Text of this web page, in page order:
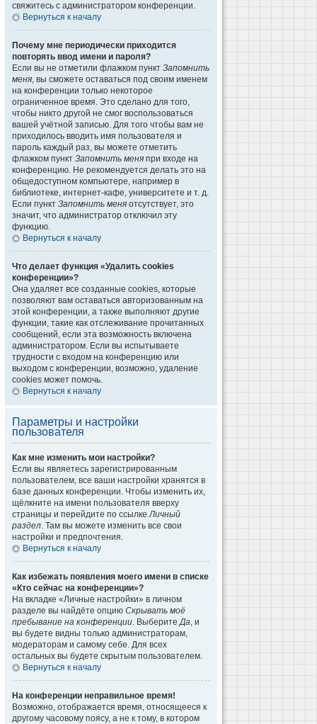
свяжитесь с администратором конференции.
Вернуться к началу
Почему мне периодически приходится
повторять ввод имени и пароля?
Если вы не отметили флажком пункт Запомнить
меня, вы сможете оставаться под своим именем
на конференции только некоторое
ограниченное время. Это сделано для того,
чтобы никто другой не смог воспользоваться
вашей учётной записью. Для того чтобы вам не
приходилось вводить имя пользователя и
пароль каждый раз, вы можете отметить
флажком пункт Запомнить меня при входе на
конференцию. Не рекомендуется делать это на
общедоступном компьютере, например в
библиотеке, интернет-кафе, университете и т. д.
Если пункт Запомнить меня отсутствует, это
значит, что администратор отключил эту
функцию.
Вернуться к началу
Что делает функция «Удалить cookies
конференции»?
Она удаляет все созданные cookies, которые
позволяют вам оставаться авторизованным на
этой конференции, а также выполняют другие
функции, такие как отслеживание прочитанных
сообщений, если эта возможность включена
администратором. Если вы испытываете
трудности с входом на конференцию или
выходом с конференции, возможно, удаление
cookies может помочь.
Вернуться к началу
Параметры и настройки
пользователя
Как мне изменить мои настройки?
Если вы являетесь зарегистрированным
пользователем, все ваши настройки хранятся в
базе данных конференции. Чтобы изменить их,
щёлкните на имени пользователя вверху
страницы и перейдите по ссылкеЛичный
раздел. Там вы можете изменить все свои
настройки и предпочтения.
Вернуться к началу
Как избежать появления моего имени в списке
«Кто сейчас на конференции»?
На вкладке «Личные настройки» в личном
разделе вы найдёте опцию Скрывать моё
пребывание на конференции. ВыберитеДа, и
вы будете видны только администраторам,
модераторам и самому себе. Для всех
остальных вы будете скрытым пользователем.
Вернуться к началу
На конференции неправильное время!
Возможно, отображается время, относящееся к
другому часовому поясу, а не к тому, в котором